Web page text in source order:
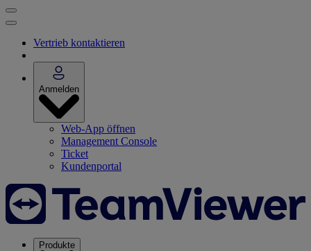
Vertrieb kontaktieren
Anmelden
Web-App öffnen
Management Console
Ticket
Kundenportal
Produkte